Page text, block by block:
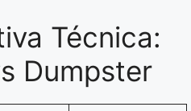
Técnica:
Dumpster